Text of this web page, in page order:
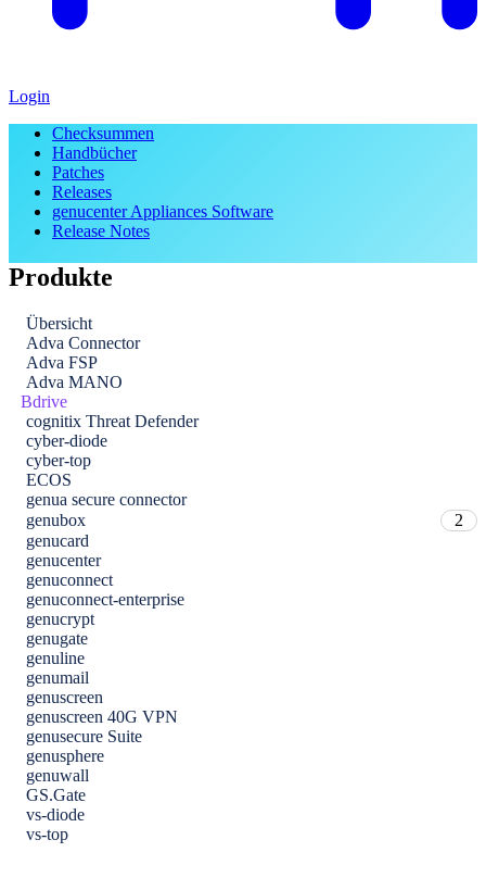
Login
Checksummen
Handbücher
Patches
Releases
genucenter Appliances Software
Release Notes
Produkte
Übersicht
Adva Connector
Adva FSP
Adva MANO
Bdrive
cognitix Threat Defender
cyber-diode
cyber-top
ECOS
genua secure connector
genubox
2
genucard
genucenter
genuconnect
genuconnect-enterprise
genucrypt
genugate
genuline
genumail
genuscreen
genuscreen 40G VPN
genusecure Suite
genusphere
genuwall
GS.Gate
vs-diode
vs-top